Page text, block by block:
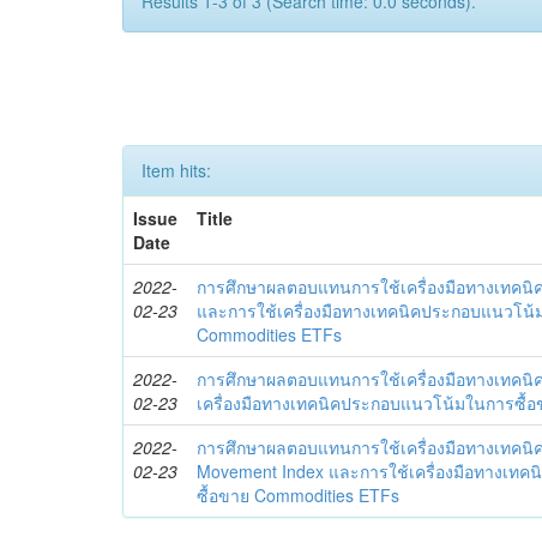
Item hits:
Issue
Date
Title
2022-
02-23
การศึกษาผลตอบแทนการใช้เครื่องมือทางเทคนิ
และการใช้เครื่องมือทางเทคนิคประกอบแนวโ
Commodities ETFs
2022-
02-23
การศึกษาผลตอบแทนการใช้เครื่องมือทางเทคนิ
เครื่องมือทางเทคนิคประกอบแนวโน้มในการซื้อ
2022-
02-23
การศึกษาผลตอบแทนการใช้เครื่องมือทางเทคนิ
Movement Index และการใช้เครื่องมือทางเท
ซื้อขาย Commodities ETFs